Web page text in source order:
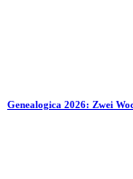
Genealogica 2026: Zwei